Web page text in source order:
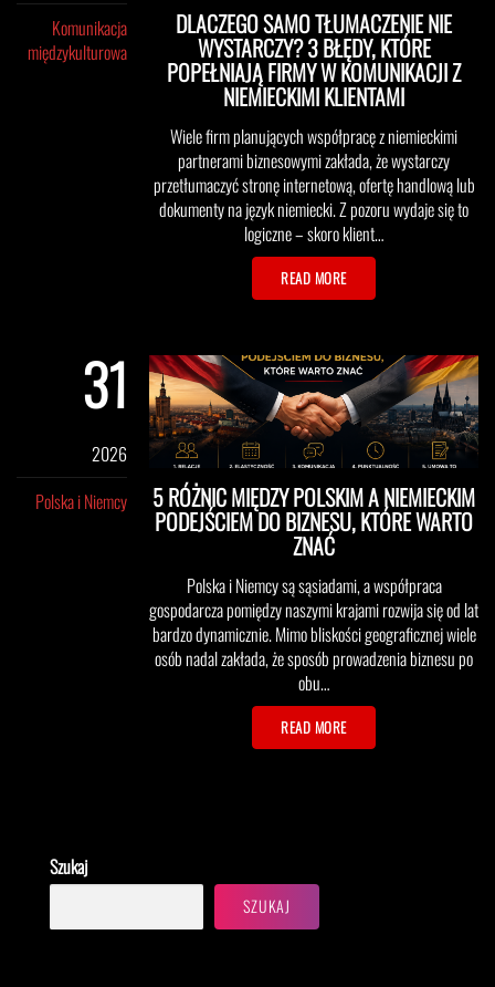
Komunikacja
międzykulturowa
DLACZEGO SAMO TŁUMACZENIE NIE
WYSTARCZY? 3 BŁĘDY, KTÓRE
POPEŁNIAJĄ FIRMY W KOMUNIKACJI Z
NIEMIECKIMI KLIENTAMI
Wiele firm planujących współpracę z niemieckimi
partnerami biznesowymi zakłada, że wystarczy
przetłumaczyć stronę internetową, ofertę handlową lub
dokumenty na język niemiecki. Z pozoru wydaje się to
logiczne – skoro klient…
READ MORE
31
2026
Polska i Niemcy
5 RÓŻNIC MIĘDZY POLSKIM A NIEMIECKIM
PODEJŚCIEM DO BIZNESU, KTÓRE WARTO
ZNAĆ
Polska i Niemcy są sąsiadami, a współpraca
gospodarcza pomiędzy naszymi krajami rozwija się od lat
bardzo dynamicznie. Mimo bliskości geograficznej wiele
osób nadal zakłada, że sposób prowadzenia biznesu po
obu…
READ MORE
Szukaj
SZUKAJ